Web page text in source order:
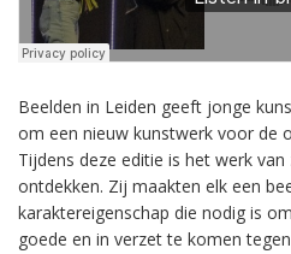
Beelden in Leiden geeft jonge
om een nieuw kunstwerk voor de
Tijdens deze editie is het werk
ontdekken. Zij maakten elk een
karaktereigenschap die nodig is
goede en in verzet te komen